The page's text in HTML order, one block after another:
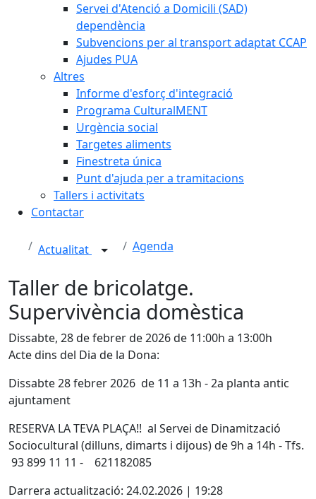
Servei d'Atenció a Domicili (SAD)
dependència
Subvencions per al transport adaptat CCAP
Ajudes PUA
Altres
Informe d'esforç d'integració
Programa CulturalMENT
Urgència social
Targetes aliments
Finestreta única
Punt d'ajuda per a tramitacions
Tallers i activitats
Contactar
Actualitat Agenda
Taller de bricolatge.
Supervivència domèstica
Dissabte, 28 de febrer de 2026 de 11:00h a 13:00h
Acte dins del Dia de la Dona:
Dissabte 28 febrer 2026 de 11 a 13h - 2a planta antic
ajuntament
RESERVA LA TEVA PLAÇA!! al Servei de Dinamització
Sociocultural (dilluns, dimarts i dijous) de 9h a 14h - Tfs.
93 899 11 11 - 621182085
Darrera actualització: 24.02.2026 | 19:28